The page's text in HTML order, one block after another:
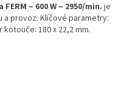
– 600 W – 2950/min. je
provoz. Klíčové parametry:
kotouče: 180 x 22,2 mm.